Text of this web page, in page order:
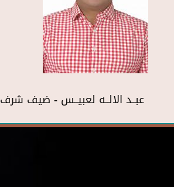
عبــد الالــه لعبيــس - ضيف شرف